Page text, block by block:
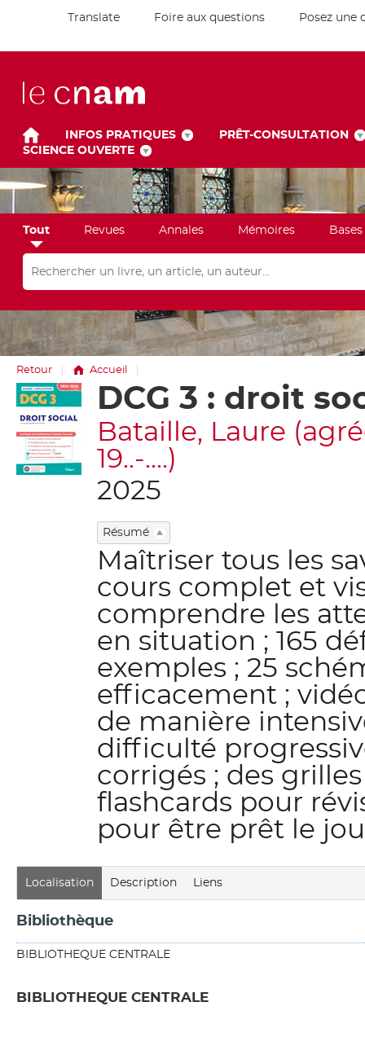
Translate Foire aux questions Posez une
INFOS PRATIQUES
PRÊT-CONSULTATION
SCIENCE OUVERTE
Tout Revues Annales Mémoires
Rechercher dans "Tout"
Retour Accueil
Détail
document
DCG 3 : droit
Bataille, Laure
19..-....)
2025
Résumé
Maîtriser tous les
cours complet et
comprendre les
en situation ; 165
exemples ; 25
efficacement ;
de manière
difficulté
corrigés ; des
flashcards pour
pour être prêt le
Localisation Description Liens
Bibliothèque
BIBLIOTHEQUE CENTRALE
BIBLIOTHEQUE CENTRALE